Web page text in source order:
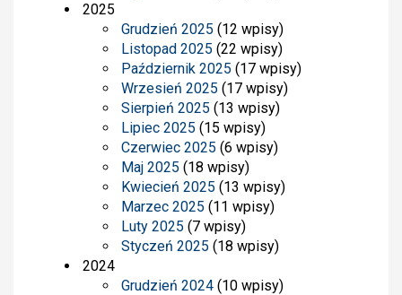
2025
Grudzień 2025 (12 wpisy)
Listopad 2025 (22 wpisy)
Październik 2025 (17 wpisy)
Wrzesień 2025 (17 wpisy)
Sierpień 2025 (13 wpisy)
Lipiec 2025 (15 wpisy)
Czerwiec 2025 (6 wpisy)
Maj 2025 (18 wpisy)
Kwiecień 2025 (13 wpisy)
Marzec 2025 (11 wpisy)
Luty 2025 (7 wpisy)
Styczeń 2025 (18 wpisy)
2024
Grudzień 2024 (10 wpisy)